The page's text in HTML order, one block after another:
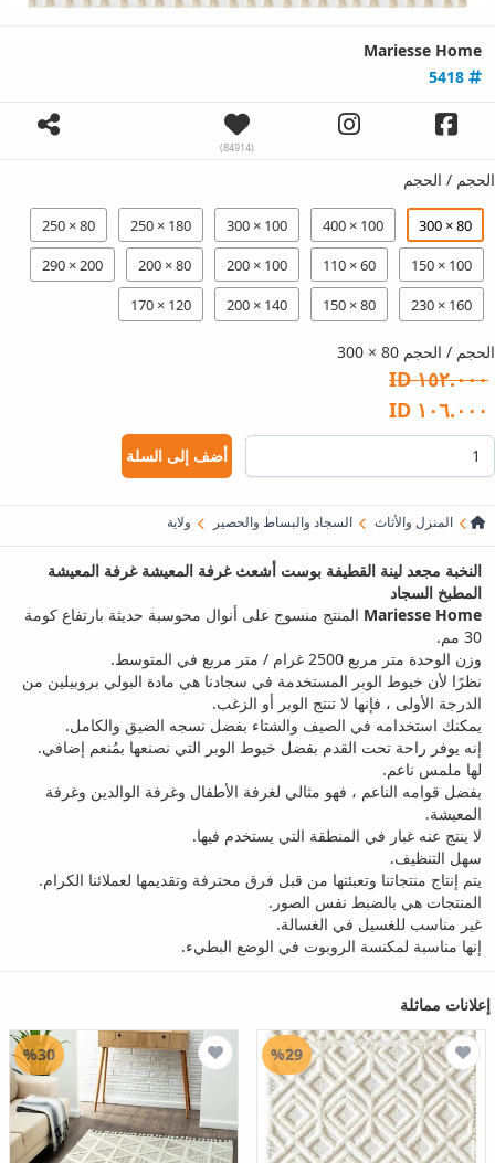
Mariesse Home
(84914)
الحجم / الحجم
80 × 300
100 × 400
100 × 300
180 × 250
80 × 250
100 × 150
60 × 110
100 × 200
80 × 200
200 × 290
160 × 230
80 × 150
140 × 200
120 × 170
الحجم / الحجم 80 × 300
١٥٢.٠٠٠ ID
١٠٦.٠٠٠ ID
أضف إلى السلة
المنزل والأثاث السجاد والبساط والحصير ولاية
النخبة مجعد لينة القطيفة بوست أشعث غرفة المعيشة غرفة المعيشة
المطبخ السجاد
Mariesse Home المنتج منسوج على أنوال محوسبة حديثة بارتفاع كومة
30 مم.
وزن الوحدة متر مربع 2500 غرام / متر مربع في المتوسط.
نظرًا لأن خيوط الوبر المستخدمة في سجادنا هي مادة البولي بروبيلين من
الدرجة الأولى ، فإنها لا تنتج الوبر أو الزغب.
يمكنك استخدامه في الصيف والشتاء بفضل نسجه الضيق والكامل.
إنه يوفر راحة تحت القدم بفضل خيوط الوبر التي نصنعها بمُنعم إضافي.
لها ملمس ناعم.
بفضل قوامه الناعم ، فهو مثالي لغرفة الأطفال وغرفة الوالدين وغرفة
المعيشة.
لا ينتج عنه غبار في المنطقة التي يستخدم فيها.
سهل التنظيف.
يتم إنتاج منتجاتنا وتعبئتها من قبل فرق محترفة وتقديمها لعملائنا الكرام.
المنتجات هي بالضبط نفس الصور.
غير مناسب للغسيل في الغسالة.
إنها مناسبة لمكنسة الروبوت في الوضع البطيء.
إعلانات مماثلة
%29
%30